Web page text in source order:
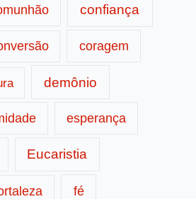
confiança
coragem
demônio
esperança
Eucaristia
fé